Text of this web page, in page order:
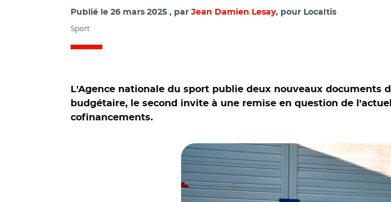
Publié le 26 mars 2025 par Jean Damien Lesay, pour Localtis
Sport
L'Agence nationale du sport publie deux nouveaux
budgétaire, le second invite à une remise en question de
cofinancements.